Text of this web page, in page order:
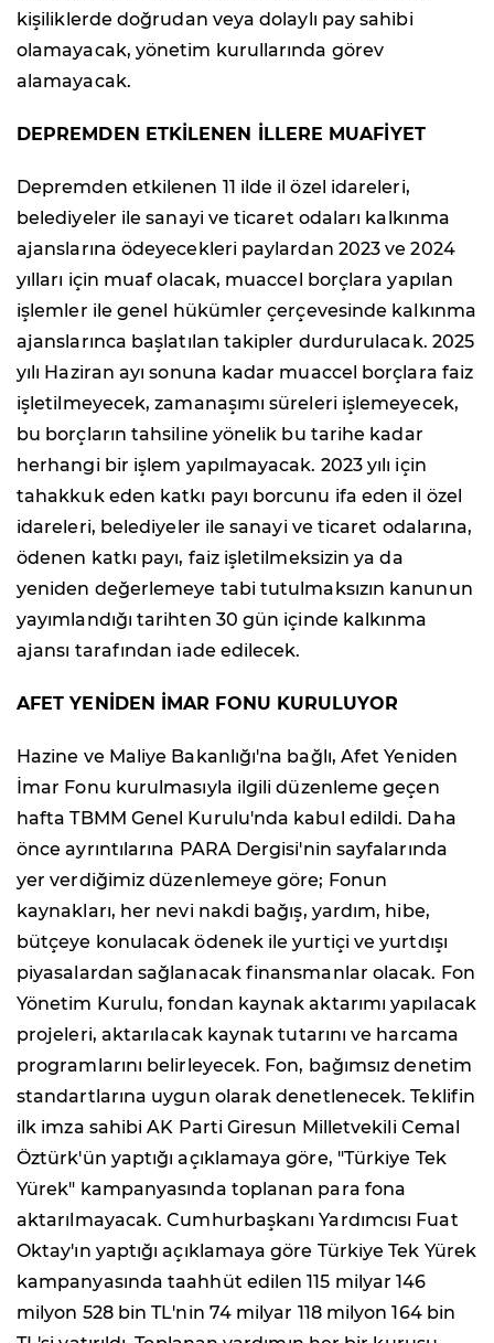
kişiliklerde doğrudan veya dolaylı pay sahibi
olamayacak, yönetim kurullarında görev
alamayacak.
DEPREMDEN ETKİLENEN İLLERE MUAFİYET
Depremden etkilenen 11 ilde il özel idareleri,
belediyeler ile sanayi ve ticaret odaları kalkınma
ajanslarına ödeyecekleri paylardan 2023 ve 2024
yılları için muaf olacak, muaccel borçlara yapılan
işlemler ile genel hükümler çerçevesinde kalkınma
ajanslarınca başlatılan takipler durdurulacak. 2025
yılı Haziran ayı sonuna kadar muaccel borçlara faiz
işletilmeyecek, zamanaşımı süreleri işlemeyecek,
bu borçların tahsiline yönelik bu tarihe kadar
herhangi bir işlem yapılmayacak. 2023 yılı için
tahakkuk eden katkı payı borcunu ifa eden il özel
idareleri, belediyeler ile sanayi ve ticaret odalarına,
ödenen katkı payı, faiz işletilmeksizin ya da
yeniden değerlemeye tabi tutulmaksızın kanunun
yayımlandığı tarihten 30 gün içinde kalkınma
ajansı tarafından iade edilecek.
AFET YENİDEN İMAR FONU KURULUYOR
Hazine ve Maliye Bakanlığı'na bağlı, Afet Yeniden
İmar Fonu kurulmasıyla ilgili düzenleme geçen
hafta TBMM Genel Kurulu'nda kabul edildi. Daha
önce ayrıntılarına PARA Dergisi'nin sayfalarında
yer verdiğimiz düzenlemeye göre; Fonun
kaynakları, her nevi nakdi bağış, yardım, hibe,
bütçeye konulacak ödenek ile yurtiçi ve yurtdışı
piyasalardan sağlanacak finansmanlar olacak. Fon
Yönetim Kurulu, fondan kaynak aktarımı yapılacak
projeleri, aktarılacak kaynak tutarını ve harcama
programlarını belirleyecek. Fon, bağımsız denetim
standartlarına uygun olarak denetlenecek. Teklifin
ilk imza sahibi AK Parti Giresun Milletvekili Cemal
Öztürk'ün yaptığı açıklamaya göre, "Türkiye Tek
Yürek" kampanyasında toplanan para fona
aktarılmayacak. Cumhurbaşkanı Yardımcısı Fuat
Oktay'ın yaptığı açıklamaya göre Türkiye Tek Yürek
kampanyasında taahhüt edilen 115 milyar 146
milyon 528 bin TL'nin 74 milyar 118 milyon 164 bin